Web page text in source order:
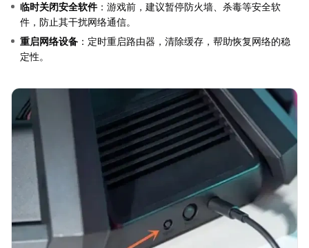
临时关闭安全软件：游戏前，建议暂停防火墙、杀毒等安全软
件，防止其干扰网络通信。
重启网络设备 ：定时重启路由器，清除缓存，帮助恢复网络的稳
定性。